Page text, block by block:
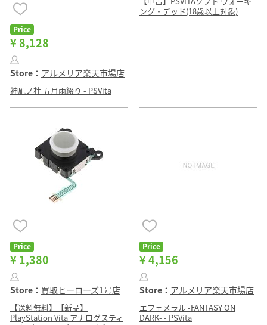
Price
¥ 8,128
Store： アルメリア楽天市場店
神凪ノ杜 五月雨綴り - PSVita
ング・デッド(18歳以上対象)
Price
¥ 1,380
Store： 買取ヒーローズ1号店
【送料無料】【新品】
PlayStation Vita アナログスティ
Price
¥ 4,156
Store： アルメリア楽天市場店
エフェメラル -FANTASY ON
DARK- - PSVita